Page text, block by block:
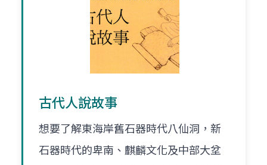
古代人說故事
想要了解東海岸舊石器時代八仙洞，新
石器時代的卑南、麒麟文化及中部大坌